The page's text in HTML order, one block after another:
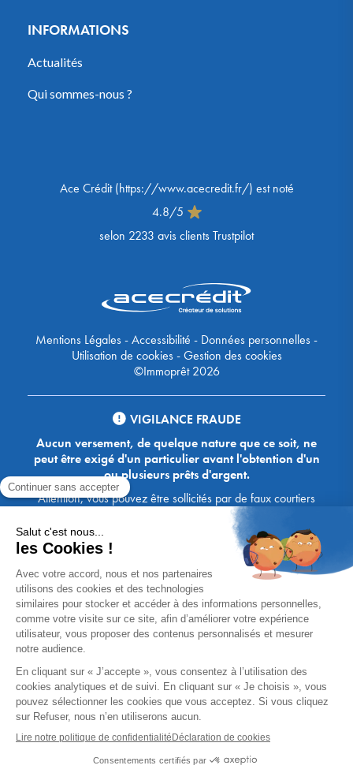
INFORMATIONS
Actualités
Qui sommes-nous ?
Ace Crédit(https://www.acecredit.fr/) est noté
4.8/5
selon 2233 avis clients Trustpilot
Mentions Légales-Accessibilité - Données personnelles-
Utilisation de cookies-Gestion des cookies
©Immoprêt 2026
VIGILANCE FRAUDE
Aucun versement, de quelque nature que ce soit, ne
peut être exigé d'un particulier avant l'obtention d'un
ou plusieurs prêts d'argent.
Attention, vous pouvez être sollicités par de faux courtiers
Ace Crédit / Immoprêt, qui vous proposent de bénéficier de
crédits, en vous demandant de transmettre des documents,
des fonds, des coordonnées bancaires, etc. Soyez vigilants :
Immoprêt ne demande jamais à ses clients de virer sur ses
comptes des sommes prêtées par les banques, à l'exception
des honoraires des agences. Les courtiers Ace Crédit /
Immoprêt vous écrivent toujours d'une adresse mail
xxxx@acecredit.fr ou xxxx@immopret.fr.
* Taux fixe national hors assurance, pouvant varier selon votre région et
dossier. Exemple représentatif pour un montant emprunté de 200 000 €.
Taux débiteur fixe de 2.85 % et TAEG fixe (hors frais) de 3.21 % (taux
assurance emprunteur de 0,36%) sur 15 ans. 180 mensualités de
1 426,78 € (dont 60,00 € d'assurance). Coût total du crédit (hors frais) :
56 820,53 €. Montant total dû (hors frais) : 256 820,53 €.
Un crédit vous engage et doit être remboursé. Vérifiez vos capacités